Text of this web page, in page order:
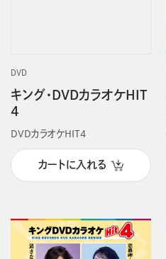
DVD
キング・DVDカラオケHIT
4
DVDカラオケHIT4
カートに入れる